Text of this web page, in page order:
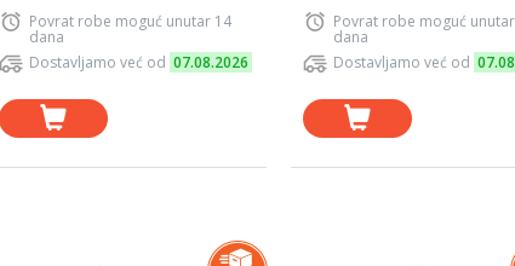
Povrat robe moguć unutar 14
dana
Dostavljamo već od 07.08.2026
Povrat robe moguć
dana
Dostavljamo već od